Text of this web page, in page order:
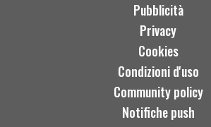
Pubblicità
Privacy
Cookies
Condizioni d'uso
Community policy
Notifiche push